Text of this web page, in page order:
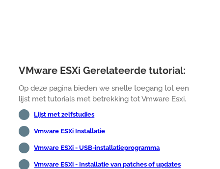
VMware ESXi Gerelateerde tutorial:
Op deze pagina bieden we snelle toegang tot een
lijst met tutorials met betrekking tot Vmware Esxi.
Lijst met zelfstudies
Vmware ESXi Installatie
Vmware ESXi - USB-installatieprogramma
Vmware ESXi - Installatie van patches of updates